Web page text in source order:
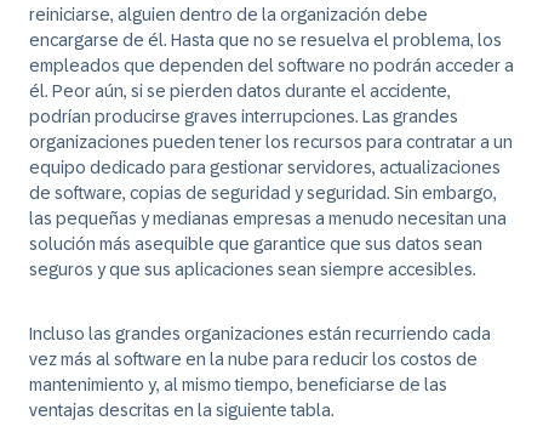
reiniciarse, alguien dentro de la organización debe
encargarse de él. Hasta que no se resuelva el problema, los
empleados que dependen del software no podrán acceder a
él. Peor aún, si se pierden datos durante el accidente,
podrían producirse graves interrupciones. Las grandes
organizaciones pueden tener los recursos para contratar a un
equipo dedicado para gestionar servidores, actualizaciones
de software, copias de seguridad y seguridad. Sin embargo,
las pequeñas y medianas empresas a menudo necesitan una
solución más asequible que garantice que sus datos sean
seguros y que sus aplicaciones sean siempre accesibles.
Incluso las grandes organizaciones están recurriendo cada
vez más al software en la nube para reducir los costos de
mantenimiento y, al mismo tiempo, beneficiarse de las
ventajas descritas en la siguiente tabla.